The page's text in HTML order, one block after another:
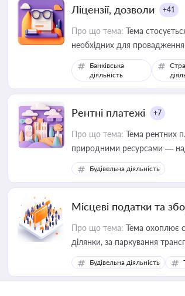
Ліцензії, дозволи +41
Про що тема: Тема
необхідних для провадження
Банківська
діяльність
Рентні платежі +7
Про що тема: Тема рентних
природними ресурсами —
Будівельна діяльність
Місцеві податки та
Про що тема: Тема охоплює
ділянки, за
Будівельна діяльність